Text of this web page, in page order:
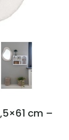
cm –